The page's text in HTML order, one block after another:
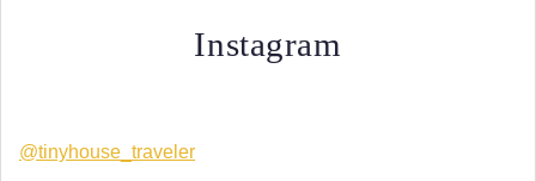
Instagram
@tinyhouse_traveler